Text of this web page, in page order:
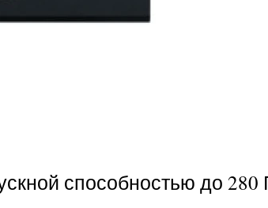
способностью до 280